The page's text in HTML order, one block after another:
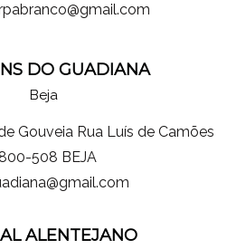
DO GUADIANA
Beja
Gouveia Rua Luís de Camões
508 BEJA
ALENTEJANO